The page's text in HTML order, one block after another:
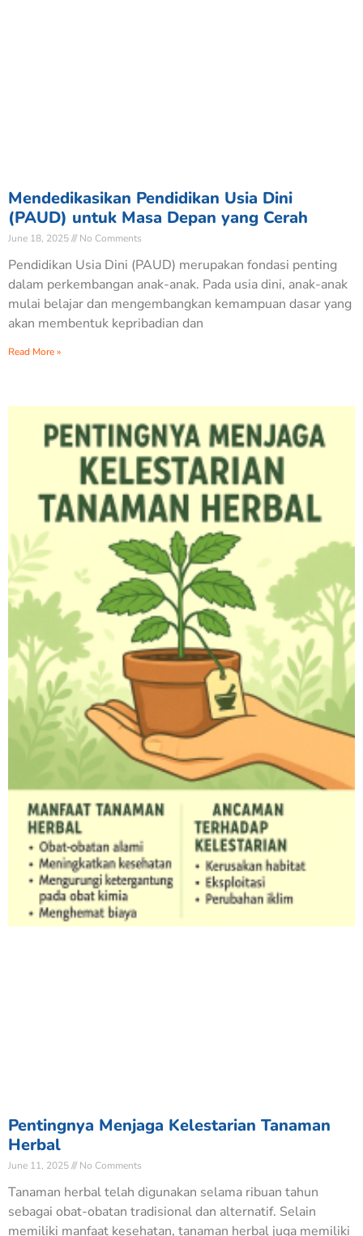
Mendedikasikan Pendidikan Usia Dini
(PAUD) untuk Masa Depan yang Cerah
June 18, 2025 No Comments
Pendidikan Usia Dini (PAUD) merupakan fondasi penting
dalam perkembangan anak-anak. Pada usia dini, anak-anak
mulai belajar dan mengembangkan kemampuan dasar yang
akan membentuk kepribadian dan
Read More »
Pentingnya Menjaga Kelestarian Tanaman
Herbal
June 11, 2025 No Comments
Tanaman herbal telah digunakan selama ribuan tahun
sebagai obat-obatan tradisional dan alternatif. Selain
memiliki manfaat kesehatan, tanaman herbal juga memiliki